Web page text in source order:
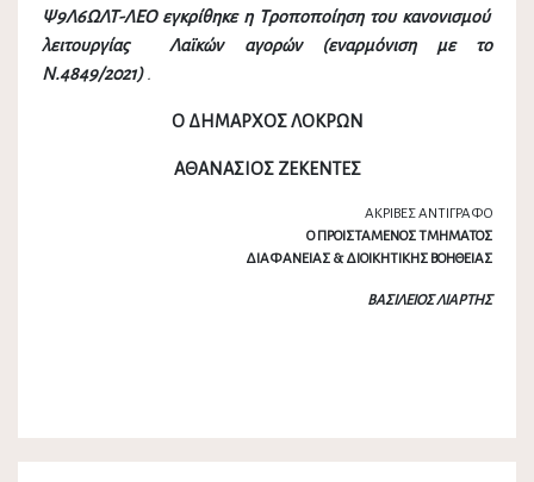
Ψ9Λ6ΩΛΤ-ΛΕΟ εγκρίθηκε η Τροποποίηση του κανονισμού
λειτουργίας Λαϊκών αγορών (εναρμόνιση με το
Ν.4849/2021).
Ο ΔΗΜΑΡΧΟΣ ΛΟΚΡΩΝ
ΑΘΑΝΑΣΙΟΣ ΖΕΚΕΝΤΕΣ
ΑΚΡΙΒΕΣ ΑΝΤΙΓΡΑΦΟ
Ο ΠΡΟΙΣΤΑΜΕΝΟΣ ΤΜΗΜΑΤΟΣ
ΔΙΑΦΑΝΕΙΑΣ & ΔΙΟΙΚΗΤΙΚΗΣ ΒΟΗΘΕΙΑΣ
ΒΑΣΙΛΕΙΟΣ ΛΙΑΡΤΗΣ